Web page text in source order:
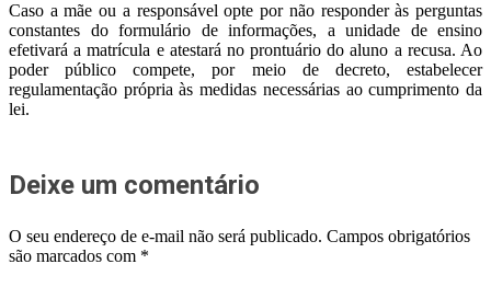
Caso a mãe ou a responsável opte por não responder às perguntas
constantes do formulário de informações, a unidade de ensino
efetivará a matrícula e atestará no prontuário do aluno a recusa. Ao
poder público compete, por meio de decreto, estabelecer
regulamentação própria às medidas necessárias ao cumprimento da
lei.
Deixe um comentário
O seu endereço de e-mail não será publicado. Campos obrigatórios
são marcados com *